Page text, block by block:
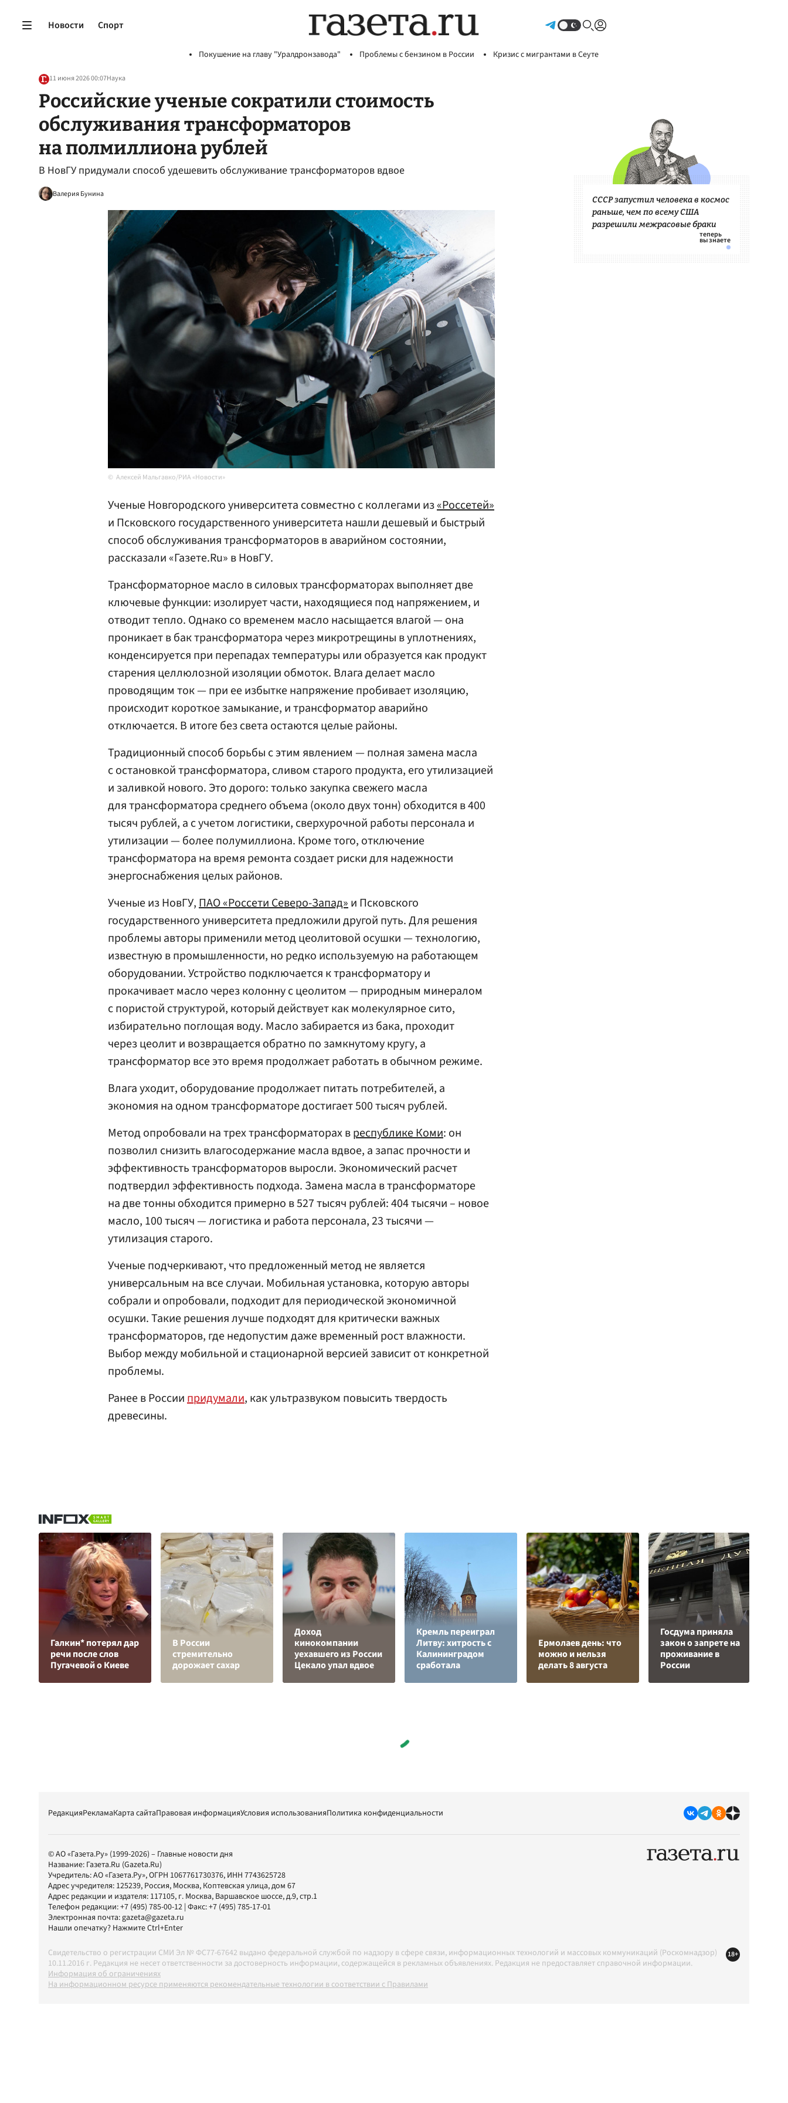
Новости Спорт
Покушение на главу "Уралдронзавода" Проблемы с бензином в России Кризис с мигрантами в Сеуте
11 июня 2026 00:07Наука
Российские ученые сократили стоимость
обслуживания трансформаторов
на полмиллиона рублей
В НовГУ придумали способ удешевить обслуживание трансформаторов вдвое
Валерия Бунина
Алексей Мальгавко/РИА «Новости»
Ученые Новгородского университета совместно с коллегами из«Россетей»
и Псковского государственного университета нашли дешевый и быстрый
способ обслуживания трансформаторов в аварийном состоянии,
рассказали «Газете.Ru» в НовГУ.
Трансформаторное масло в силовых трансформаторах выполняет две
ключевые функции: изолирует части, находящиеся под напряжением, и
отводит тепло. Однако со временем масло насыщается влагой — она
проникает в бак трансформатора через микротрещины в уплотнениях,
конденсируется при перепадах температуры или образуется как продукт
старения целлюлозной изоляции обмоток. Влага делает масло
проводящим ток — при ее избытке напряжение пробивает изоляцию,
происходит короткое замыкание, и трансформатор аварийно
отключается. В итоге без света остаются целые районы.
Традиционный способ борьбы с этим явлением — полная замена масла
с остановкой трансформатора, сливом старого продукта, его утилизацией
и заливкой нового. Это дорого: только закупка свежего масла
для трансформатора среднего объема (около двух тонн) обходится в 400
тысяч рублей, а с учетом логистики, сверхурочной работы персонала и
утилизации — более полумиллиона. Кроме того, отключение
трансформатора на время ремонта создает риски для надежности
энергоснабжения целых районов.
Ученые из НовГУ,ПАО «Россети Северо-Запад»и Псковского
государственного университета предложили другой путь. Для решения
проблемы авторы применили метод цеолитовой осушки — технологию,
известную в промышленности, но редко используемую на работающем
оборудовании. Устройство подключается к трансформатору и
прокачивает масло через колонну с цеолитом — природным минералом
с пористой структурой, который действует как молекулярное сито,
избирательно поглощая воду. Масло забирается из бака, проходит
через цеолит и возвращается обратно по замкнутому кругу, а
трансформатор все это время продолжает работать в обычном режиме.
Влага уходит, оборудование продолжает питать потребителей, а
экономия на одном трансформаторе достигает 500 тысяч рублей.
Метод опробовали на трех трансформаторах вреспублике Коми: он
позволил снизить влагосодержание масла вдвое, а запас прочности и
эффективность трансформаторов выросли. Экономический расчет
подтвердил эффективность подхода. Замена масла в трансформаторе
на две тонны обходится примерно в 527 тысяч рублей: 404 тысячи – новое
масло, 100 тысяч — логистика и работа персонала, 23 тысячи —
утилизация старого.
Ученые подчеркивают, что предложенный метод не является
универсальным на все случаи. Мобильная установка, которую авторы
собрали и опробовали, подходит для периодической экономичной
осушки. Такие решения лучше подходят для критически важных
трансформаторов, где недопустим даже временный рост влажности.
Выбор между мобильной и стационарной версией зависит от конкретной
проблемы.
Ранее в Россиипридумали, как ультразвуком повысить твердость
древесины.
СССР запустил человека в космос
раньше, чем по всему США
разрешили межрасовые браки
Галкин* потерял дар
речи после слов
Пугачевой о Киеве
В России
стремительно
дорожает сахар
Доход
кинокомпании
уехавшего из России
Цекало упал вдвое
Кремль переиграл
Литву: хитрость с
Калининградом
сработала
Ермолаев день: что
можно и нельзя
делать 8 августа
Госдума приняла
закон о запрете на
проживание в
России
РедакцияРекламаКарта сайтаПравовая информацияУсловия использованияПолитика конфиденциальности
© АО «Газета.Ру» (1999-2026) – Главные новости дня
Название: Газета.Ru (Gazeta.Ru)
Учредитель:АО «Газета.Ру», ОГРН 1067761730376, ИНН 7743625728
Адрес учредителя: 125239, Россия, Москва, Коптевская улица, дом 67
Адрес редакции и издателя: 117105, г. Москва, Варшавское шоссе, д.9, стр.1
Телефон редакции:+7 (495) 785-00-12 | Факс:+7 (495) 785-17-01
Электронная почта:gazeta@gazeta.ru
Нашли опечатку? Нажмите Ctrl+Enter
Свидетельство о регистрации СМИ Эл № ФС77-67642 выдано федеральной службой по надзору в сфере связи, информационных технологий и массовых коммуникаций (Роскомнадзор)
10.11.2016 г. Редакция не несет ответственности за достоверность информации, содержащейся в рекламных объявлениях. Редакция не предоставляет справочной информации.
Информация об ограничениях
На информационном ресурсе применяются рекомендательные технологии в соответствии с Правилами
18+